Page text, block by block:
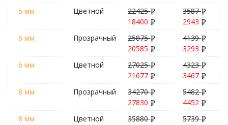
5 мм
Цветной
22425
18400
3587
2943
6 мм
Прозрачный
25875
20585
4139
3293
6 мм
Цветной
27025
21677
4323
3467
8 мм
Прозрачный
34270
27830
5482
4452
8 мм
Цветной
35880
5739